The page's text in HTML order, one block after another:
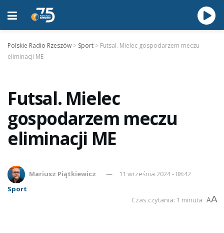
Polskie Radio Rzeszów > Sport > Futsal. Mielec gospodarzem meczu
eliminacji ME
Futsal. Mielec
gospodarzem meczu
eliminacji ME
Mariusz Piątkiewicz
11 września 2024 - 08:42
Sport
Czas czytania: 1 minuta AA